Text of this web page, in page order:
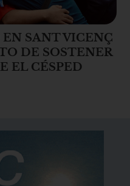
SANT VICENÇ
DE SOSTENER
EL CÉSPED